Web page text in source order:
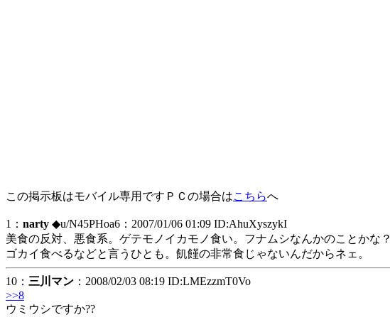
この掲示板はモバイル専用ですＰＣの場合はこちらへ
1： narty ◆u/N45PHoa6 ：2007/01/06 01:09 ID:AhuXyszykI
美食の反対、悪食系。ゲテモノイカモノ食い。フナムシなんかのことかな？
ゴカイ食べるなどと言うひとも。飢饉の非常食じゃないんだからネェ。
10： 三川マン ：2008/02/03 08:19 ID:LMEzzmT0Vo
>>8
ウミウシですか??